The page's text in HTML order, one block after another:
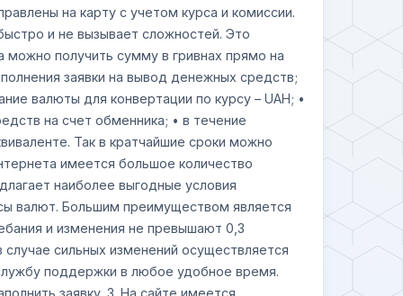
на карту с учетом курса и комиссии.
и не вызывает сложностей. Это
можно получить сумму в гривнах прямо на
заявки на вывод денежных средств;
валюты для конвертации по курсу – UAН; •
на счет обменника; • в течение
Так в кратчайшие сроки можно
имеется большое количество
наиболее выгодные условия
валют. Большим преимуществом является
и изменения не превышают 0,3
сильных изменений осуществляется
поддержки в любое удобное время.